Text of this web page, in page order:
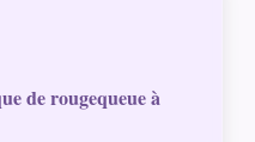
de rougequeue à